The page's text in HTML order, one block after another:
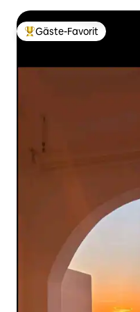
Beliebter Gäste-Favorit.
Gäste-Favorit